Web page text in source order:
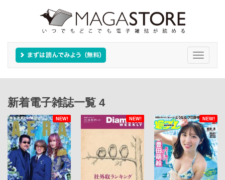
Toggle
新着電子雑誌一覧 4
NEW! NEW! NEW!